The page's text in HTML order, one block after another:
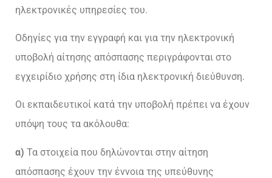
ηλεκτρονικές υπηρεσίες του.
Οδηγίες για την εγγραφή και για την ηλεκτρονική
υποβολή αίτησης απόσπασης περιγράφονται στο
εγχειρίδιο χρήσης στη ίδια ηλεκτρονική διεύθυνση.
Οι εκπαιδευτικοί κατά την υποβολή πρέπει να έχουν
υπόψη τους τα ακόλουθα:
α) Τα στοιχεία που δηλώνονται στην αίτηση
απόσπασης έχουν την έννοια της υπεύθυνης